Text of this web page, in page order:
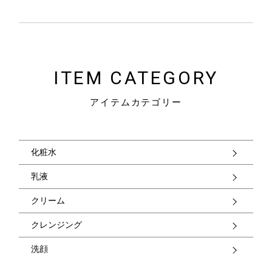
ITEM CATEGORY
アイテムカテゴリー
化粧水
乳液
クリーム
クレンジング
洗顔